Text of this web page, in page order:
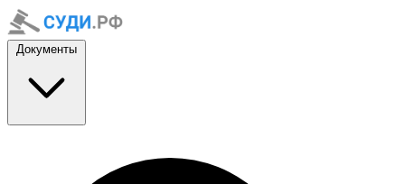
Документы